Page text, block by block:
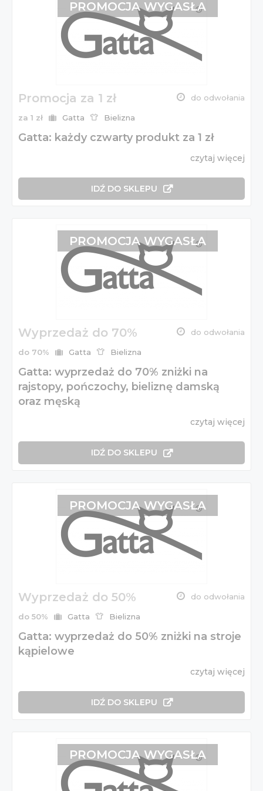
Promocja za 1 zł do odwołania
za 1 zł Gatta Bielizna
Gatta: każdy czwarty produkt za 1 zł
czytaj więcej
IDŹ DO SKLEPU
PROMOCJA WYGASŁA
Wyprzedaż do 70% do odwołania
do 70% Gatta Bielizna
Gatta: wyprzedaż do 70% zniżki na
rajstopy, pończochy, bieliznę damską
oraz męską
czytaj więcej
IDŹ DO SKLEPU
PROMOCJA WYGASŁA
Wyprzedaż do 50% do odwołania
do 50% Gatta Bielizna
Gatta: wyprzedaż do 50% zniżki na stroje
kąpielowe
czytaj więcej
IDŹ DO SKLEPU
PROMOCJA WYGASŁA
PROMOCJA WYGASŁA